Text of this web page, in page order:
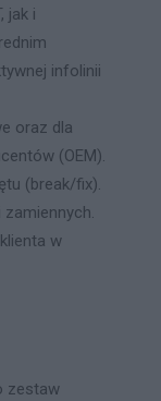
jak i
infolinii
oraz dla
(OEM).
(break/fix).
w
zestaw